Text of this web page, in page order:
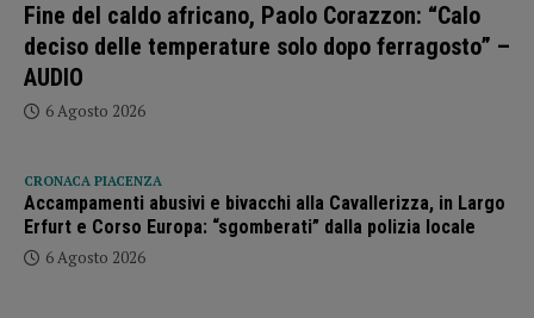
Fine del caldo africano, Paolo Corazzon: “Calo
deciso delle temperature solo dopo ferragosto” –
AUDIO
6 Agosto 2026
CRONACA PIACENZA
Accampamenti abusivi e bivacchi alla Cavallerizza, in Largo
Erfurt e Corso Europa: “sgomberati” dalla polizia locale
6 Agosto 2026